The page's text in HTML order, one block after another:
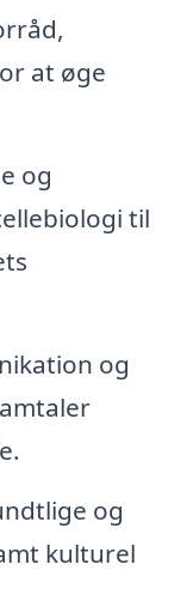
at øge
og
til
og
og
kulturel